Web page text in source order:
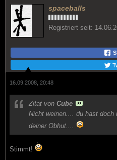
spaceballs
Registriert seit:
16.09.2008, 20:48
Zitat von Cube
Nicht weinen.... du hast
deiner Obhut....
Stimmt!